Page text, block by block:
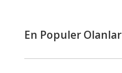
En Populer Olanlar